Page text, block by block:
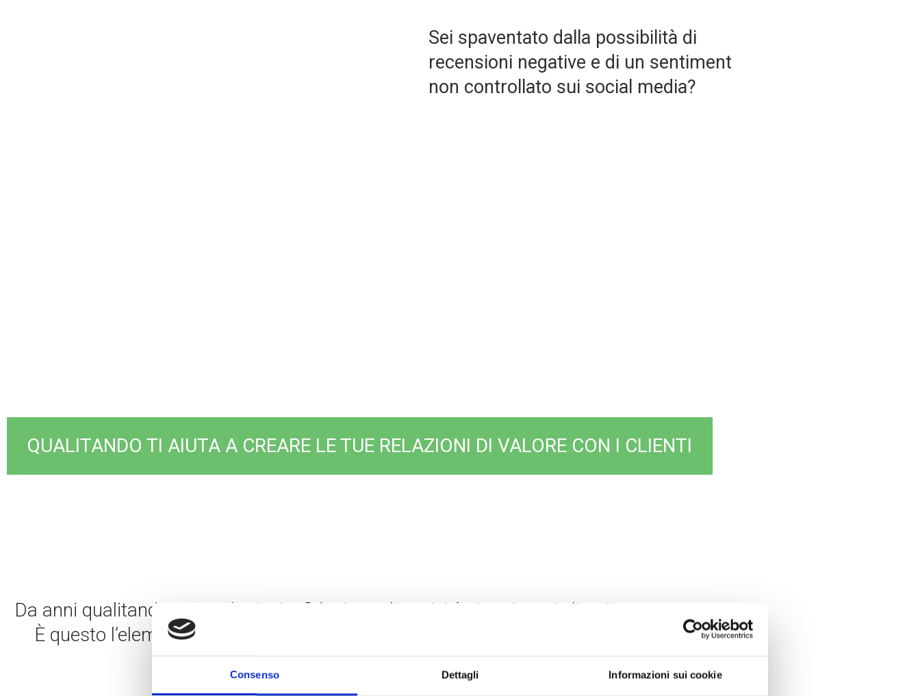
Consenso Dettagli Informazioni sui cookie
Sei spaventato dalla possibilità di
recensioni negative e di un sentiment
non controllato sui social media?
QUALITANDO TI AIUTA A CREARE LE TUE RELAZIONI DI VALORE CON I CLIENTI
Da anni qualitando crea relazioni e fiducia tra le attività ricettive e i clienti.
È questo l’elemento fondamentale che sta alla base di ogni relazione
stabile e ogni vendita di successo.
Perché avere queste attenzioni?